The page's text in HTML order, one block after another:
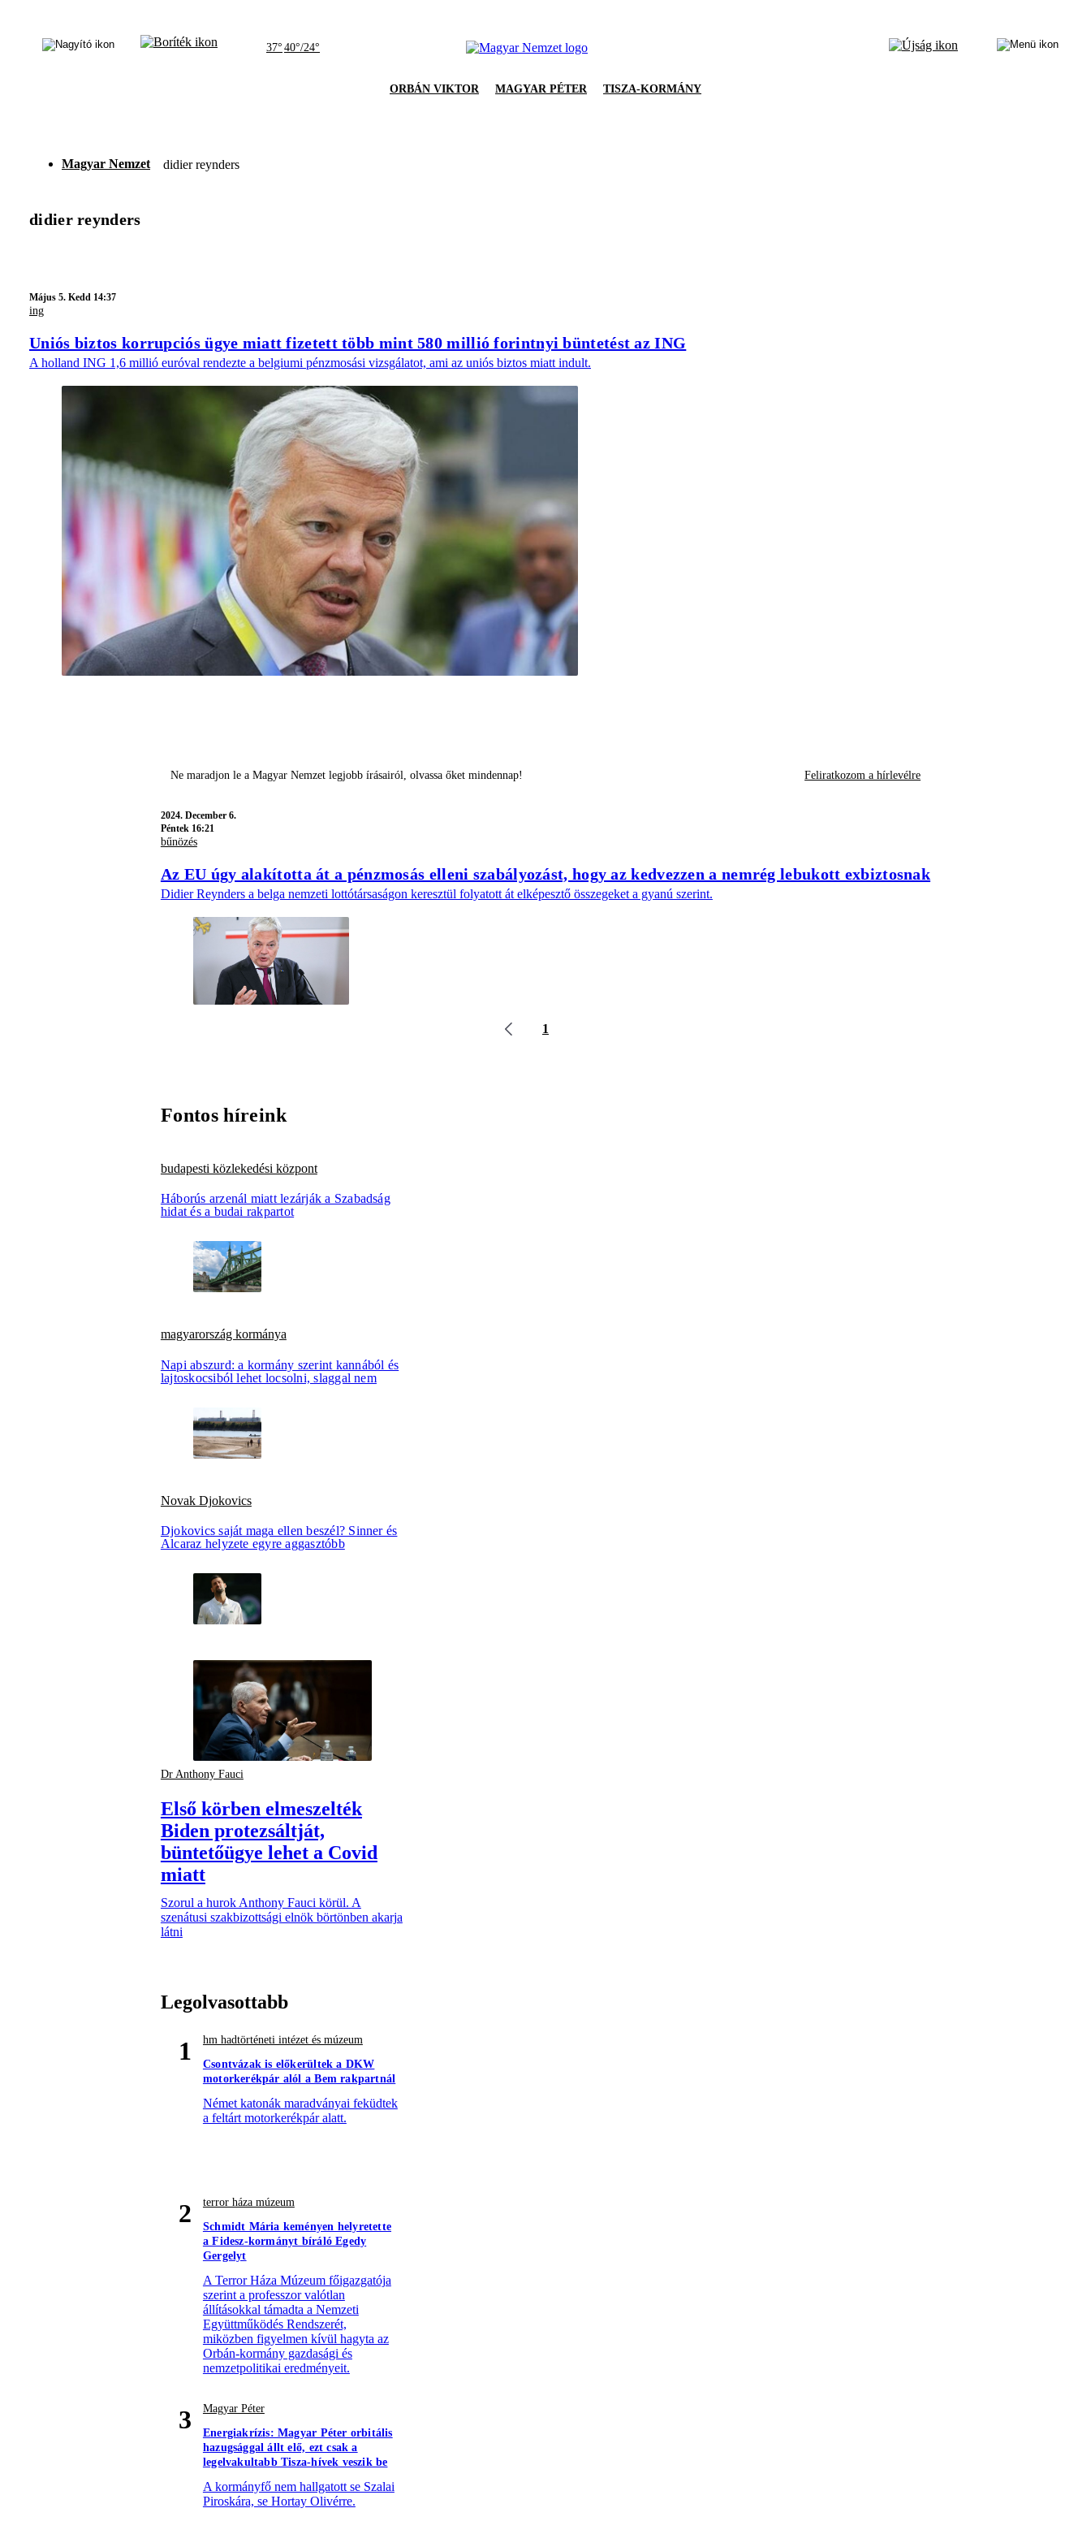
37° 40°/24°
ORBÁN VIKTOR MAGYAR PÉTER TISZA-KORMÁNY
Magyar Nemzet didier reynders
didier reynders
Május 5. Kedd 14:37
ing
Uniós biztos korrupciós ügye miatt fizetett több mint 580 millió forintnyi büntetést az ING
A holland ING 1,6 millió euróval rendezte a belgiumi pénzmosási vizsgálatot, ami az uniós biztos miatt indult.
Ne maradjon le a Magyar Nemzet legjobb írásairól, olvassa őket mindennap! Feliratkozom a hírlevélre
2024. December 6.
Péntek 16:21
bűnözés
Az EU úgy alakította át a pénzmosás elleni szabályozást, hogy az kedvezzen a nemrég lebukott exbiztosnak
Didier Reynders a belga nemzeti lottótársaságon keresztül folyatott át elképesztő összegeket a gyanú szerint.
1
Fontos híreink
budapesti közlekedési központ
Háborús arzenál miatt lezárják a Szabadság
hidat és a budai rakpartot
magyarország kormánya
Napi abszurd: a kormány szerint kannából és
lajtoskocsiból lehet locsolni, slaggal nem
Novak Djokovics
Djokovics saját maga ellen beszél? Sinner és
Alcaraz helyzete egyre aggasztóbb
Dr Anthony Fauci
Első körben elmeszelték
Biden protezsáltját,
büntetőügye lehet a Covid
miatt
Szorul a hurok Anthony Fauci körül. A
szenátusi szakbizottsági elnök börtönben akarja
látni
Legolvasottabb
1
hm hadtörténeti intézet és múzeum
Csontvázak is előkerültek a DKW
motorkerékpár alól a Bem rakpartnál
Német katonák maradványai feküdtek
a feltárt motorkerékpár alatt.
2
terror háza múzeum
Schmidt Mária keményen helyretette
a Fidesz-kormányt bíráló Egedy
Gergelyt
A Terror Háza Múzeum főigazgatója
szerint a professzor valótlan
állításokkal támadta a Nemzeti
Együttműködés Rendszerét,
miközben figyelmen kívül hagyta az
Orbán-kormány gazdasági és
nemzetpolitikai eredményeit.
3
Magyar Péter
Energiakrízis: Magyar Péter orbitális
hazugsággal állt elő, ezt csak a
legelvakultabb Tisza-hívek veszik be
A kormányfő nem hallgatott se Szalai
Piroskára, se Hortay Olivérre.